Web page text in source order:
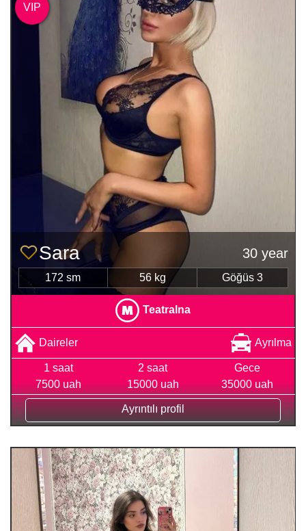
Sara 30 year
172 sm 56 kg Göğüs 3
Teatralna
Daireler Ayrılma
1 saat
7500 uah
2 saat
15000 uah
Gece
35000 uah
Ayrıntılı profil
VIP